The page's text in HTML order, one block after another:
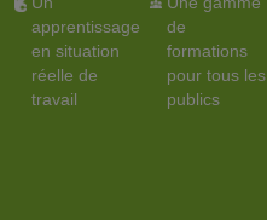
apprentissage
en situation
réelle de
travail
de
formations
pour tous les
publics